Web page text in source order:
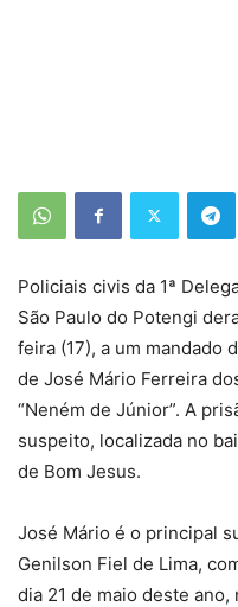
Policiais civis da 1ª
São Paulo do Potengi
feira (17), a um mandado
de José Mário Ferreira
“Neném de Júnior”. A
suspeito, localizada no
de Bom Jesus.
José Mário é o principal
Genilson Fiel de Lima,
dia 21 de maio deste